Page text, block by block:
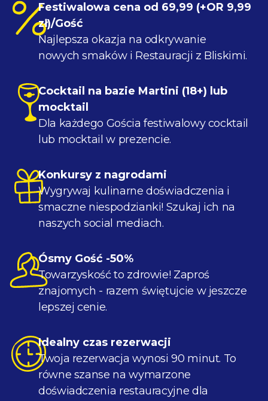
Festiwalowa cena od 69,99 (+OR 9,99
zł)/Gość
Najlepsza okazja na odkrywanie
nowych smaków i Restauracji z Bliskimi.
Cocktail na bazie Martini (18+) lub
mocktail
Dla każdego Gościa festiwalowy cocktail
lub mocktail w prezencie.
Konkursy z nagrodami
Wygrywaj kulinarne doświadczenia i
smaczne niespodzianki! Szukaj ich na
naszych social mediach.
Ósmy Gość -50%
Towarzyskość to zdrowie! Zaproś
znajomych - razem świętujcie w jeszcze
lepszej cenie.
Idealny czas rezerwacji
Twoja rezerwacja wynosi 90 minut. To
równe szanse na wymarzone
doświadczenia restauracyjne dla